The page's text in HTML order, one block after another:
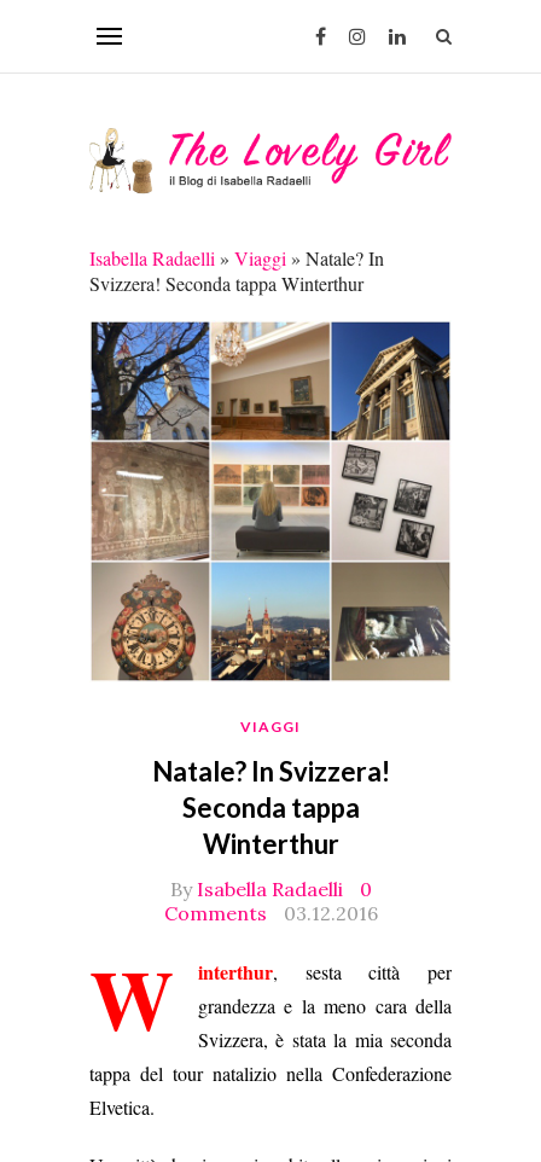
Isabella Radaelli » Viaggi » Natale? In
Svizzera! Seconda tappa Winterthur
VIAGGI
Natale? In Svizzera!
Seconda tappa
Winterthur
By Isabella Radaelli
0
Comments
03.12.2016
W interthur, sesta città per
grandezza e la meno cara della
Svizzera, è stata la mia seconda
tappa del tour natalizio nella Confederazione
Elvetica.